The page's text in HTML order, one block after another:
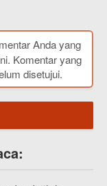
Anda yang
Komentar yang
disetujui.